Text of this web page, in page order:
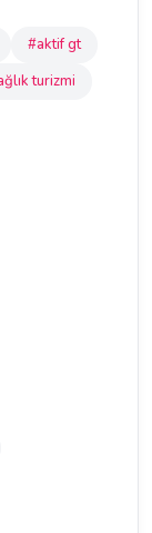
#aktif gt
turizmi